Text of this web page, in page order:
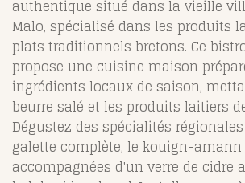
authentique situé dans la vieille
Malo, spécialisé dans les produits
plats traditionnels bretons. Ce
propose une cuisine maison
ingrédients locaux de saison,
beurre salé et les produits laitiers
Dégustez des spécialités
galette complète, le kouign-
accompagnées d'un verre de cidre